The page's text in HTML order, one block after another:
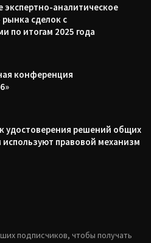
аналитическое
рынка сделок с
по итогам 2025 года
конференция
удостоверения решений общих
используют правовой механизм
подписчиков, чтобы получать